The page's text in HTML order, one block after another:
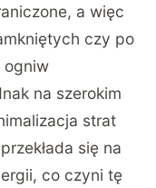
a więc
czy po
ogniw
na szerokim
strat
się na
co czyni tę